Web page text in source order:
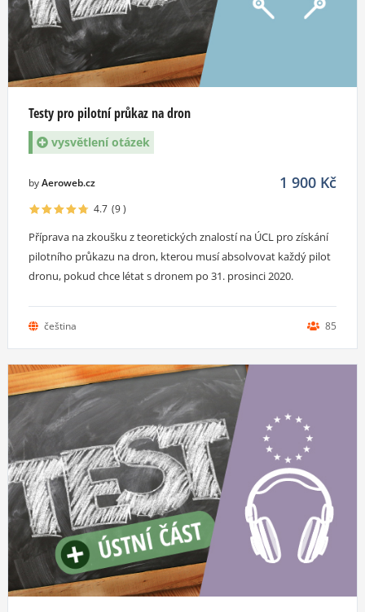
Testy pro pilotní průkaz na dron
vysvětlení otázek
byAeroweb.cz 1 900 Kč
4.7 (9)
Příprava na zkoušku z teoretických znalostí na ÚCL pro získání
pilotního průkazu na dron, kterou musí absolvovat každý pilot
dronu, pokud chce létat s dronem po 31. prosinci 2020.
čeština 85